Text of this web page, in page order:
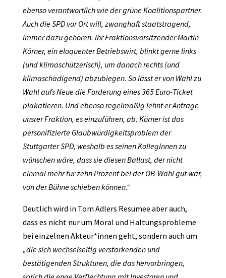
ebenso verantwortlich wie der grüne Koalitionspartner.
Auch die SPD vor Ort will, zwanghaft staatstragend,
immer dazu gehören. Ihr Fraktionsvorsitzender Martin
Körner, ein eloquenter Betriebswirt, blinkt gerne links
(und klimaschützerisch), um danach rechts (und
klimaschädigend) abzubiegen. So lässt er von Wahl zu
Wahl aufs Neue die Forderung eines 365 Euro-Ticket
plakatieren. Und ebenso regelmäßig lehnt er Anträge
unsrer Fraktion, es einzuführen, ab. Körner ist das
personifizierte Glaubwürdigkeitsproblem der
Stuttgarter SPD, weshalb es seinen KollegInnen zu
wünschen wäre, dass sie diesen Ballast, der nicht
einmal mehr für zehn Prozent bei der OB-Wahl gut war,
von der Bühne schieben können.“
Deutlich wird in Tom Adlers Resumee aber auch,
dass es nicht nur um Moral und Haltungsprobleme
bei einzelnen Akteur*innen geht, sondern auch um
„die sich wechselseitig verstärkenden und
bestätigenden Strukturen, die das hervorbringen,